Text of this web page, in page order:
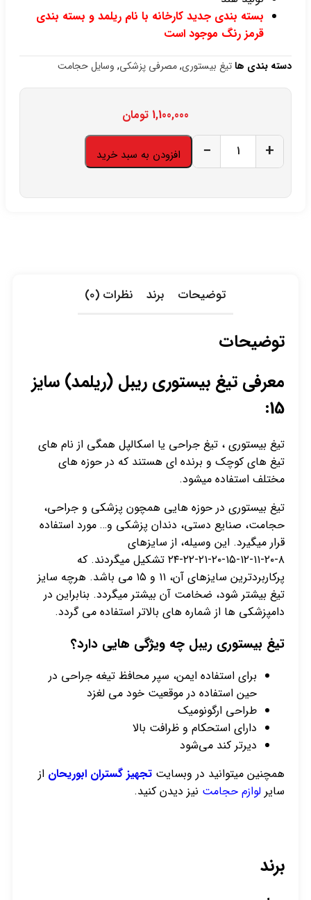
بسته بندی جدید کارخانه با نام ریلمد و بسته بندی
قرمز رنگ موجود است
دسته بندی هاتیغ بیستوری,مصرفی پزشکی, وسایل حجامت
1,100,000 تومان
− + افزودن به سبد خرید
توضیحات برند نظرات (0)
توضیحات
معرفی تیغ بیستوری ریبل (ریلمد) سایز
15:
تیغ بیستوری ، تیغ جراحی یا اسکالپل همگی از نام های
تیغ های کوچک و برنده ای هستند که در حوزه های
مختلف استفاده میشود.
تیغ بیستوری در حوزه هایی همچون پزشکی و جراحی،
حجامت، صنایع دستی، دندان پزشکی و… مورد استفاده
قرار میگیرد. این وسیله، از سایزهای
۸-۲۰-۱۱-۱۲-۱۵-۲۰-۲۱-۲۲-۲۴ تشکیل میگردند. که
پرکاربردترین سایزهای آن، ۱۱ و ۱۵ می باشد‌. هرچه سایز
تیغ بیشتر شود، ضخامت آن بیشتر میگردد. بنابراین در
دامپزشکی ها از شماره های بالاتر استفاده می گردد.
تیغ بیستوری ریبل چه ویژگی هایی دارد؟
برای استفاده ایمن، سپر محافظ تیغه جراحی در
حین استفاده در موقعیت خود می لغزد
طراحی ارگونومیک
دارای استحکام و ظرافت بالا
دیرتر کند می‌شود
همچنین میتوانید در وبسایت تجهیز گستران ابوریحان از
سایر لوازم حجامت نیز دیدن کنید.
برند